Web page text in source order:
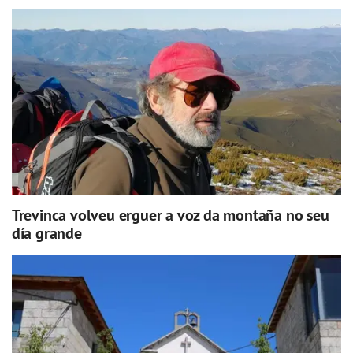
Trevinca volveu erguer a voz da montaña no seu
día grande